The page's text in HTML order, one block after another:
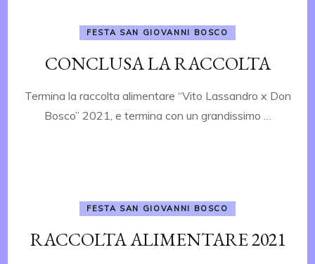
FESTA SAN GIOVANNI BOSCO
CONCLUSA LA RACCOLTA
Termina la raccolta alimentare “Vito Lassandro x Don
Bosco” 2021, e termina con un grandissimo …
FESTA SAN GIOVANNI BOSCO
RACCOLTA ALIMENTARE 2021